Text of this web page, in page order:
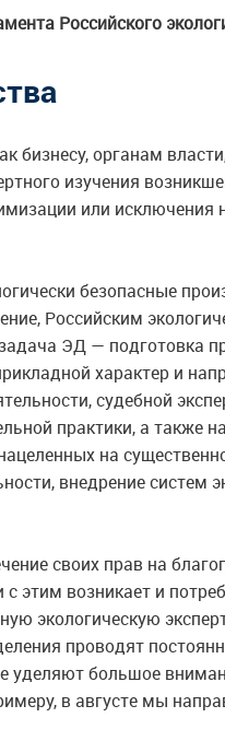
Российского
бизнесу, органам
изучения
или исключения
безопасные
Российским
ЭД — подготовка
характер и
судебной
практики, а также
на
внедрение систем
своих прав на
этим возникает и
экологическую
проводят
уделяют большое
в августе мы